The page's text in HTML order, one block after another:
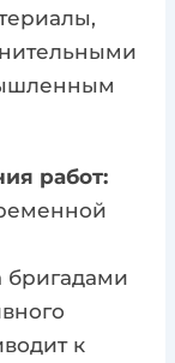
работ:
бригадами
к